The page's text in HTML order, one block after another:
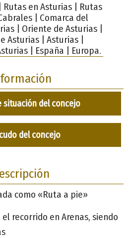
Rutas en Asturias | Rutas
| Comarca del
| Oriente de Asturias |
Asturias | Asturias |
| España | Europa.
situación del concejo
del concejo
como «Ruta a pie»
el recorrido en Arenas, siendo